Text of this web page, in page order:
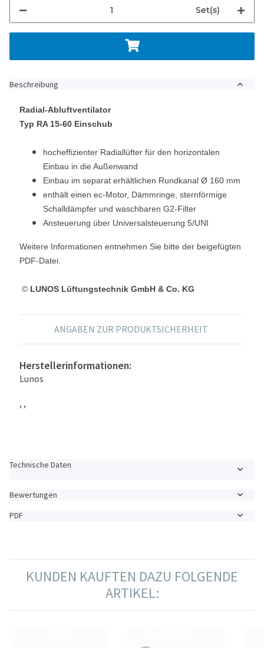
Set(s)
Beschreibung
Radial-Abluftventilator
Typ RA 15-60 Einschub
hocheffizienter Radiallüfter für den horizontalen
Einbau in die Außenwand
Einbau im separat erhältlichen Rundkanal Ø 160 mm
enthält einen ec-Motor, Dämmringe, sternförmige
Schalldämpfer und waschbaren G2-Filter
Ansteuerung über Universalsteuerung 5/UNI
Weitere Informationen entnehmen Sie bitte der beigefügten
PDF-Datei.
© LUNOS Lüftungstechnik GmbH & Co. KG
ANGABEN ZUR PRODUKTSICHERHEIT
Herstellerinformationen:
Lunos
, ,
Technische Daten
Bewertungen
PDF
KUNDEN KAUFTEN DAZU FOLGENDE
ARTIKEL: